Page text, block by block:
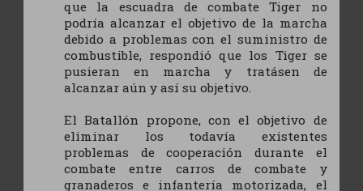
que la escuadra de combate Tiger no
podría alcanzar el objetivo de la marcha
debido a problemas con el suministro de
combustible, respondió que los Tiger se
pusieran en marcha y tratásen de
alcanzar aún y así su objetivo.
El Batallón propone, con el objetivo de
eliminar los todavía existentes
problemas de cooperación durante el
combate entre carros de combate y
granaderos e infantería motorizada, el